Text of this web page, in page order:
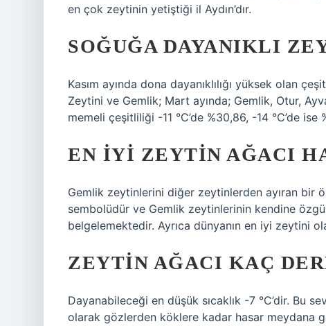
en çok zeytinin yetiştiği il Aydın’dır.
SOĞUĞA DAYANIKLI
Kasım ayında dona dayanıklılığı yüksek olan
Zeytini ve Gemlik; Mart ayında; Gemlik, Otur,
memeli çeşitliliği -11 °C’de %30,86, -14 °C’de ise
EN IYI ZEYTIN AĞACI
Gemlik zeytinlerini diğer zeytinlerden ayıran bir
sembolüdür ve Gemlik zeytinlerinin kendine
belgelemektedir. Ayrıca dünyanın en iyi zeytini
ZEYTIN AĞACI KAÇ
Dayanabileceği en düşük sıcaklık -7 °C’dir. Bu
olarak gözlerden köklere kadar hasar meydana